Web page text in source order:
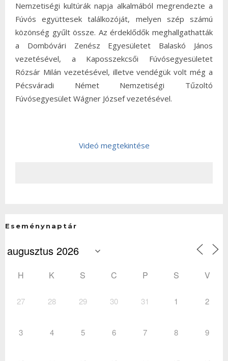
Nemzetiségi kultúrák napja alkalmából megrendezte a
Fúvós együttesek találkozóját, melyen szép számú
közönség gyűlt össze. Az érdeklődők meghallgathatták
a Dombóvári Zenész Egyesületet Balaskó János
vezetésével, a Kaposszekcsői Fúvósegyesületet
Rózsár Milán vezetésével, illetve vendégük volt még a
Pécsváradi Német Nemzetiségi Tűzoltó
Fúvósegyesület Wágner József vezetésével.
Videó megtekintése
Eseménynaptár
H K S C P S V
27 28 29 30 31 1 2
3 4 5 6 7 8 9